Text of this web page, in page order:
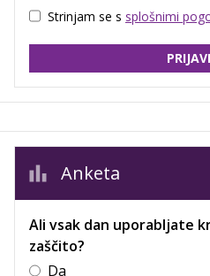
Strinjam se s splošnimi
Anketa
Ali vsak dan uporabljate
zaščito?
Da